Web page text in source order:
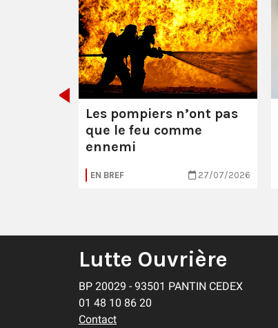
Les pompiers n’ont pas
que le feu comme
ennemi
EN BREF 27/07/2026
Lutte Ouvrière
BP 20029 - 93501 PANTIN CEDEX
01 48 10 86 20
Contact